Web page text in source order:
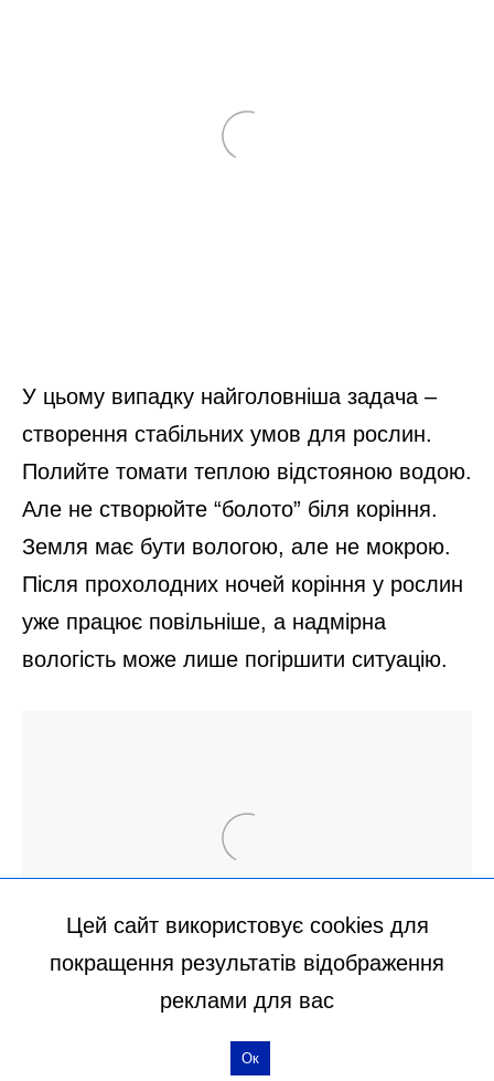
Цей сайт використовує cookies для
покращення результатів відображення
реклами для вас
Ок